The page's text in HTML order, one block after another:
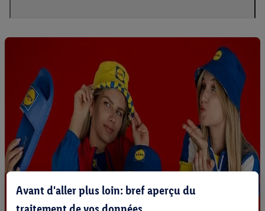
Avant d'aller plus loin: bref aperçu du